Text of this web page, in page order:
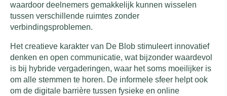
waardoor deelnemers gemakkelijk kunnen wisselen
tussen verschillende ruimtes zonder
verbindingsproblemen.
Het creatieve karakter van De Blob stimuleert innovatief
denken en open communicatie, wat bijzonder waardevol
is bij hybride vergaderingen, waar het soms moeilijker is
om alle stemmen te horen. De informele sfeer helpt ook
om de digitale barrière tussen fysieke en online